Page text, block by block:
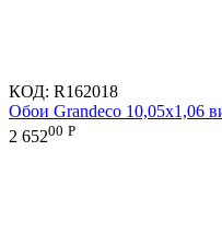
КОД: R162018
Обои Grandeco 10,05х1,06
2 65200 Р